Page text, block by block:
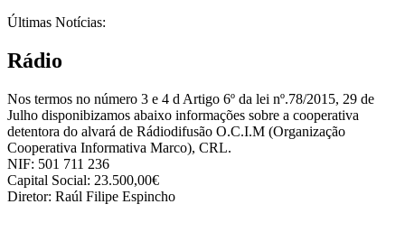
Últimas Notícias:
Rádio
Nos termos no número 3 e 4 d Artigo 6º da lei nº.78/2015, 29 de
Julho disponibizamos abaixo informações sobre a cooperativa
detentora do alvará de Rádiodifusão O.C.I.M (Organização
Cooperativa Informativa Marco), CRL.
NIF: 501 711 236
Capital Social: 23.500,00€
Diretor: Raúl Filipe Espincho